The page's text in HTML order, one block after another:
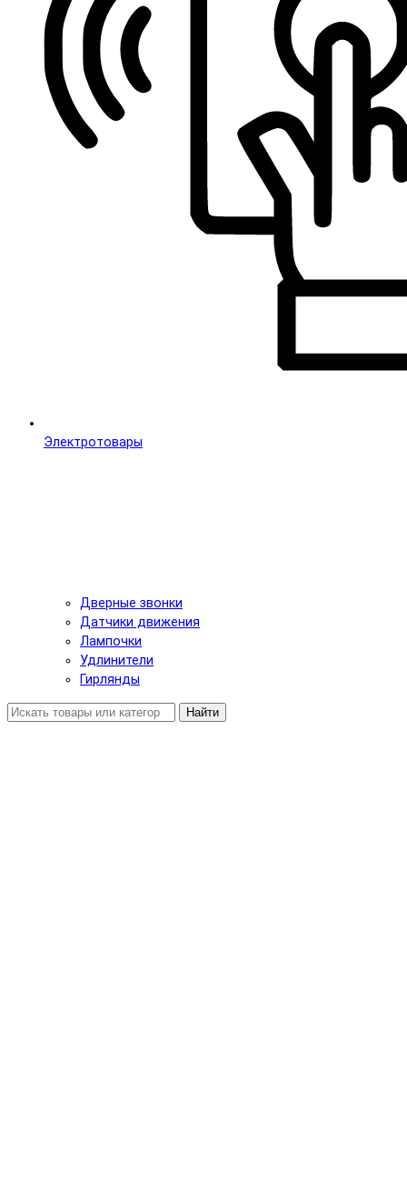
Электротовары
Дверные звонки
Датчики движения
Лампочки
Удлинители
Гирлянды
Найти